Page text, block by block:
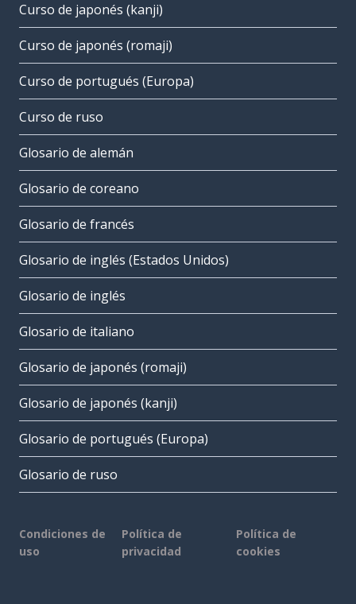
Curso de japonés (kanji)
Curso de japonés (romaji)
Curso de portugués (Europa)
Curso de ruso
Glosario de alemán
Glosario de coreano
Glosario de francés
Glosario de inglés (Estados Unidos)
Glosario de inglés
Glosario de italiano
Glosario de japonés (romaji)
Glosario de japonés (kanji)
Glosario de portugués (Europa)
Glosario de ruso
Condiciones de
uso
Política de
privacidad
Política de
cookies